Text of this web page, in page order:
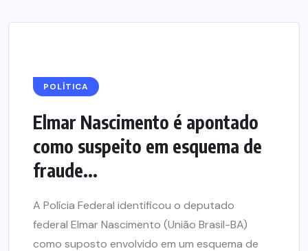
POLÍTICA
Elmar Nascimento é apontado
como suspeito em esquema de
fraude...
A Polícia Federal identificou o deputado
federal Elmar Nascimento (União Brasil-BA)
como suposto envolvido em um esquema de